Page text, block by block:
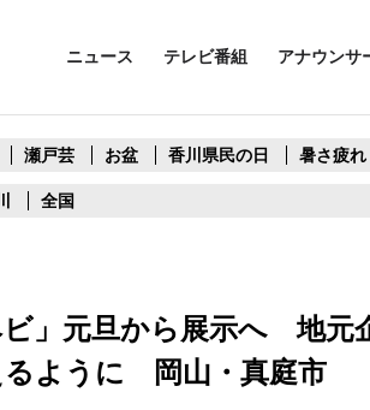
ニュース テレビ番組 アナウンサ
瀬戸芸 お盆 香川県民の日 暑さ疲れ
全国
」元旦から展示へ 地元
ように 岡山・真庭市